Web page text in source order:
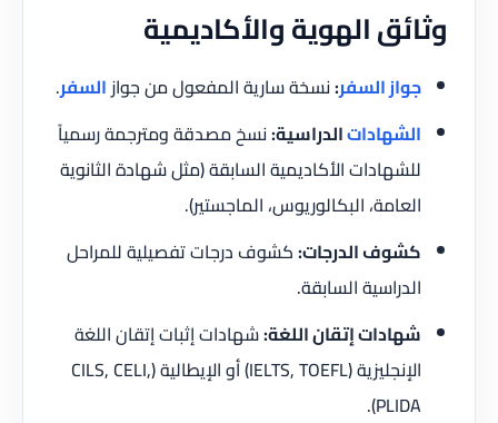
وثائق الهوية والأكاديمية
جواز السفر:نسخة سارية المفعول من جواز السفر.
الشهاداتالدراسية:نسخ مصدقة ومترجمة رسمياً
للشهادات الأكاديمية السابقة (مثل شهادة الثانوية
العامة، البكالوريوس، الماجستير).
كشوف الدرجات:كشوف درجات تفصيلية للمراحل
الدراسية السابقة.
شهادات إتقان اللغة:شهادات إثبات إتقان اللغة
الإنجليزية (IELTS, TOEFL) أو الإيطالية (CILS, CELI,
PLIDA).